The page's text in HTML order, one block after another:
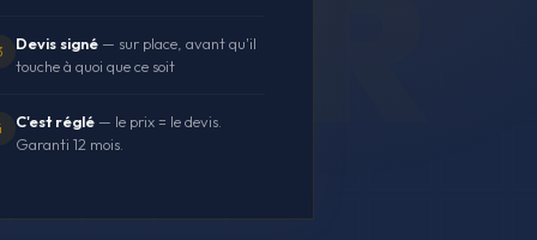
Devis signé — sur place, avant qu'il
touche à quoi que ce soit
C'est réglé — le prix = le devis.
Garanti 12 mois.